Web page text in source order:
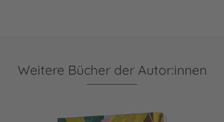
Weitere Bücher der Autor:innen